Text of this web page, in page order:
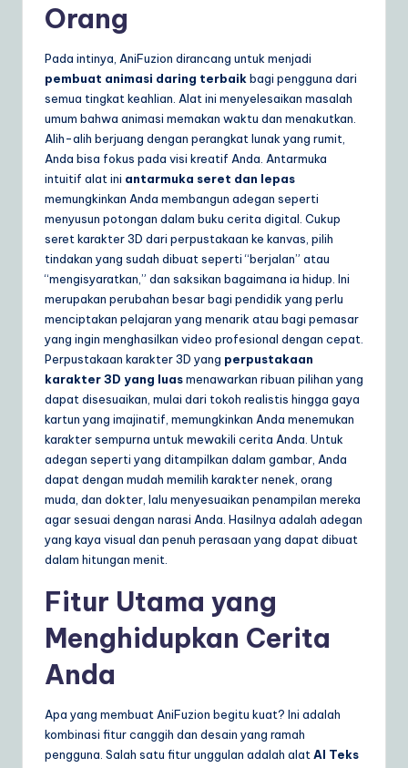
S
o
lu
ti
o
Orang
Pada intinya, AniFuzion dirancang untuk menjadi
pembuat animasi daring terbaikbagi pengguna dari
semua tingkat keahlian. Alat ini menyelesaikan masalah
umum bahwa animasi memakan waktu dan menakutkan.
Alih-alih berjuang dengan perangkat lunak yang rumit,
Anda bisa fokus pada visi kreatif Anda. Antarmuka
intuitif alat ini antarmuka seret dan lepas
memungkinkan Anda membangun adegan seperti
menyusun potongan dalam buku cerita digital. Cukup
seret karakter 3D dari perpustakaan ke kanvas, pilih
tindakan yang sudah dibuat seperti “berjalan” atau
“mengisyaratkan,” dan saksikan bagaimana ia hidup. Ini
merupakan perubahan besar bagi pendidik yang perlu
menciptakan pelajaran yang menarik atau bagi pemasar
yang ingin menghasilkan video profesional dengan cepat.
Perpustakaan karakter 3D yang perpustakaan
karakter 3D yang luasmenawarkan ribuan pilihan yang
dapat disesuaikan, mulai dari tokoh realistis hingga gaya
kartun yang imajinatif, memungkinkan Anda menemukan
karakter sempurna untuk mewakili cerita Anda. Untuk
adegan seperti yang ditampilkan dalam gambar, Anda
dapat dengan mudah memilih karakter nenek, orang
muda, dan dokter, lalu menyesuaikan penampilan mereka
agar sesuai dengan narasi Anda. Hasilnya adalah adegan
yang kaya visual dan penuh perasaan yang dapat dibuat
dalam hitungan menit.
Fitur Utama yang
Menghidupkan Cerita
Anda
Apa yang membuat AniFuzion begitu kuat? Ini adalah
kombinasi fitur canggih dan desain yang ramah
pengguna. Salah satu fitur unggulan adalah alat AI Teks